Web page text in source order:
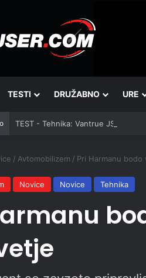
TESTI DRUŽABNO URE
TEST - Tehnika: Vantrue JS3
/ Avtomobilizem / Pri Harmanu
Novice Novice Tehnika